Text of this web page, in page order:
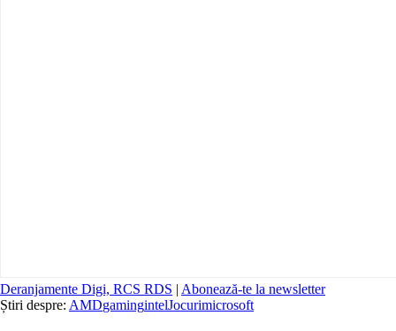
Deranjamente Digi, RCS RDS | Abonează-te la newsletter
Știri despre: AMDgamingintelJocurimicrosoft